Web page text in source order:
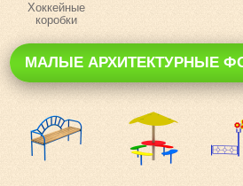
Хоккейные
коробки
МАЛЫЕ АРХИТЕКТУРНЫЕ